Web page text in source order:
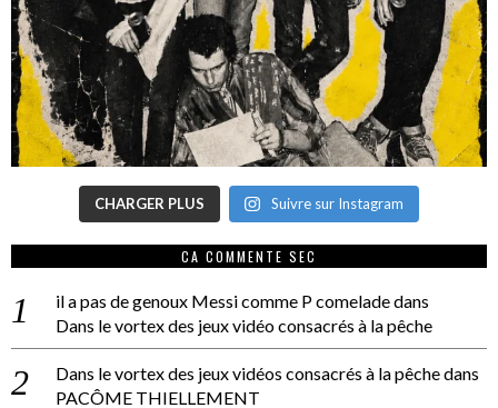
CHARGER PLUS Suivre sur Instagram
CA COMMENTE SEC
il a pas de genoux Messi comme P comeladedans
Dans le vortex des jeux vidéo consacrés à la pêche
Dans le vortex des jeux vidéos consacrés à la pêchedans
PACÔME THIELLEMENT